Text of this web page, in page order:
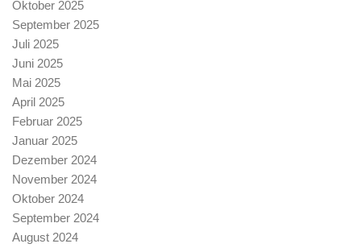
Oktober 2025
September 2025
Juli 2025
Juni 2025
Mai 2025
April 2025
Februar 2025
Januar 2025
Dezember 2024
November 2024
Oktober 2024
September 2024
August 2024